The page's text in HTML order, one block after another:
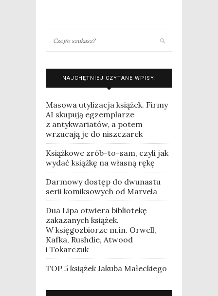
NAJCHĘTNIEJ CZYTANE WPISY:
Masowa utylizacja książek. Firmy
AI skupują egzemplarze
z antykwariatów, a potem
wrzucają je do niszczarek
Książkowe zrób-to-sam, czyli jak
wydać książkę na własną rękę
Darmowy dostęp do dwunastu
serii komiksowych od Marvela
Dua Lipa otwiera bibliotekę
zakazanych książek.
W księgozbiorze m.in. Orwell,
Kafka, Rushdie, Atwood
i Tokarczuk
TOP 5 książek Jakuba Małeckiego